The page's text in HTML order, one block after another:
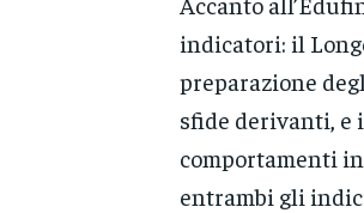
indicatori: il
preparazione
sfide derivanti, e
comportamenti
entrambi gli